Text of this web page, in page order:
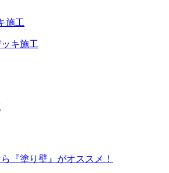
キ施工
『塗り壁』がオススメ！